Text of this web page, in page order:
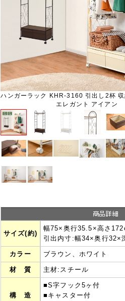
ハンガーラック KHR-3160 引出し2杯
エレガント アイアン
サイズ(約)
幅75×奥行35.5×高さ
引出内寸:幅34×奥行32×
カラー ブラウン、ホワイト
材 質 主材:スチール
構 造
■S字フック5ヶ付
■キャスター付